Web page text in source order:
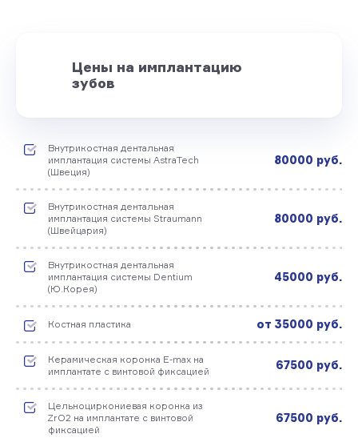
Цены на имплантацию
зубов
Внутрикостная дентальная
имплантация системы AstraTech
(Швеция)
80000 руб.
Внутрикостная дентальная
имплантация системы Straumann
(Швейцария)
80000 руб.
Внутрикостная дентальная
имплантация системы Dentium
(Ю.Корея)
45000 руб.
Костная пластика от 35000 руб.
Керамическая коронка E-max на
имплантате с винтовой фиксацией
67500 руб.
Цельноциркониевая коронка из
ZrO2 на имплантате с винтовой
фиксацией
67500 руб.